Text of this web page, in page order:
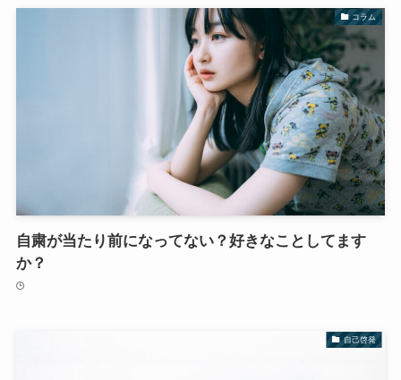
コラム
自粛が当たり前になってない？好きなことしてます
か？
自己啓発